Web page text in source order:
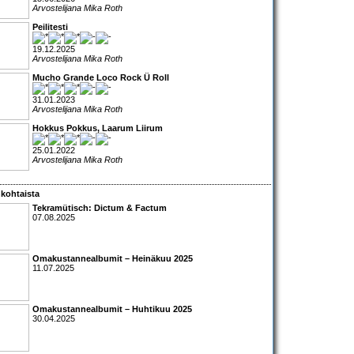
Arvostelijana Mika Roth
Peilitesti
19.12.2025
Arvostelijana Mika Roth
Mucho Grande Loco Rock Ü Roll
31.01.2023
Arvostelijana Mika Roth
Hokkus Pokkus, Laarum Liirum
25.01.2022
Arvostelijana Mika Roth
Tekramütisch: Dictum & Factum
07.08.2025
Omakustannealbumit – Heinäkuu 2025
11.07.2025
Omakustannealbumit – Huhtikuu 2025
30.04.2025